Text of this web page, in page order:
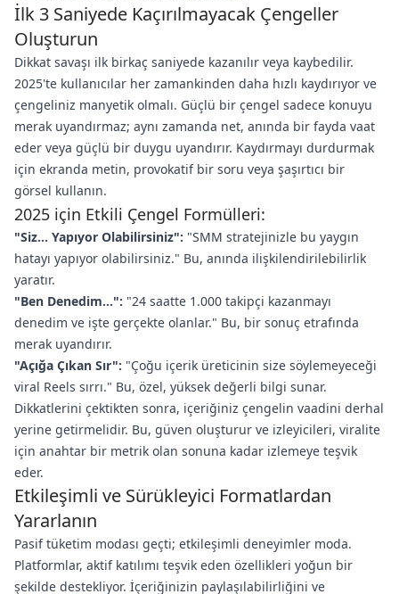
İlk 3 Saniyede Kaçırılmayacak Çengeller
Oluşturun
Dikkat savaşı ilk birkaç saniyede kazanılır veya kaybedilir.
2025'te kullanıcılar her zamankinden daha hızlı kaydırıyor ve
çengeliniz manyetik olmalı. Güçlü bir çengel sadece konuyu
merak uyandırmaz; aynı zamanda net, anında bir fayda vaat
eder veya güçlü bir duygu uyandırır. Kaydırmayı durdurmak
için ekranda metin, provokatif bir soru veya şaşırtıcı bir
görsel kullanın.
2025 için Etkili Çengel Formülleri:
"Siz... Yapıyor Olabilirsiniz": "SMM stratejinizle bu yaygın
hatayı yapıyor olabilirsiniz." Bu, anında ilişkilendirilebilirlik
yaratır.
"Ben Denedim...": "24 saatte 1.000 takipçi kazanmayı
denedim ve işte gerçekte olanlar." Bu, bir sonuç etrafında
merak uyandırır.
"Açığa Çıkan Sır": "Çoğu içerik üreticinin size söylemeyeceği
viral Reels sırrı." Bu, özel, yüksek değerli bilgi sunar.
Dikkatlerini çektikten sonra, içeriğiniz çengelin vaadini derhal
yerine getirmelidir. Bu, güven oluşturur ve izleyicileri, viralite
için anahtar bir metrik olan sonuna kadar izlemeye teşvik
eder.
Etkileşimli ve Sürükleyici Formatlardan
Yararlanın
Pasif tüketim modası geçti; etkileşimli deneyimler moda.
Platformlar, aktif katılımı teşvik eden özellikleri yoğun bir
şekilde destekliyor. İçeriğinizin paylaşılabilirliğini ve